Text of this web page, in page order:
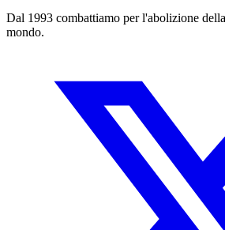
Dal 1993 combattiamo per l'abolizione
mondo.